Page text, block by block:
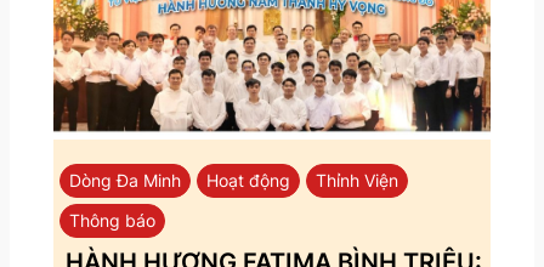
Dòng Đa Minh Hoạt động
Thỉnh Viện
Thông báo